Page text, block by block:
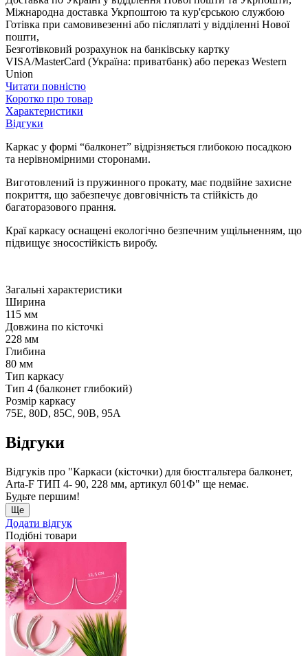
Міжнародна доставка Укрпоштою та кур'єрською службою
Готівка при самовивезенні або післяплаті у відділенні Нової
пошти,
Безготівковий розрахунок на банківську картку
VISA/MasterCard (Україна: приватбанк) або переказ Western
Union
Читати повністю
Коротко про товар
Характеристики
Відгуки
Каркас у формі “балконет” відрізняється глибокою посадкою
та нерівномірними сторонами.
Виготовлений із пружинного прокату, має подвійне захисне
покриття, що забезпечує довговічність та стійкість до
багаторазового прання.
Краї каркасу оснащені екологічно безпечним ущільненням, що
підвищує зносостійкість виробу.
Загальні характеристики
Ширина
115 мм
Довжина по кісточкі
228 мм
Глибина
80 мм
Тип каркасу
Тип 4 (балконет глибокий)
Розмір каркасу
75E, 80D, 85C, 90B, 95A
Відгуки
Відгуків про "Каркаси (кісточки) для бюстгальтера балконет,
Arta-F ТИП 4- 90, 228 мм, артикул 601Ф" ще немає.
Будьте першим!
Ще
Додати відгук
Подібні товари